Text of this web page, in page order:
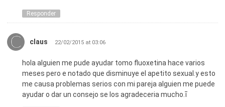
Responder
claus 22/02/2015 at 03:06
hola alguien me pude ayudar tomo fluoxetina hace varios
meses pero e notado que disminuye el apetito sexual.y esto
me causa problemas serios con mi pareja alguien me puede
ayudar o dar un consejo se los agradeceria mucho.ī